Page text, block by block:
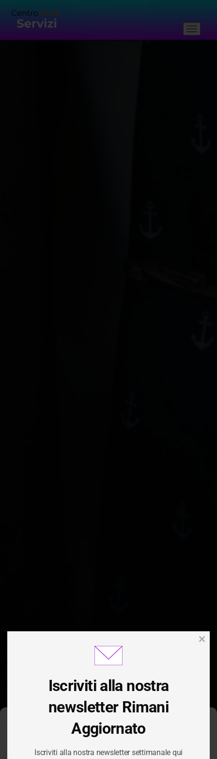
Gestisci Consenso Cookie
Iscriviti alla nostra
newsletter Rimani
Aggiornato
Iscriviti alla nostra newsletter settimanale qui